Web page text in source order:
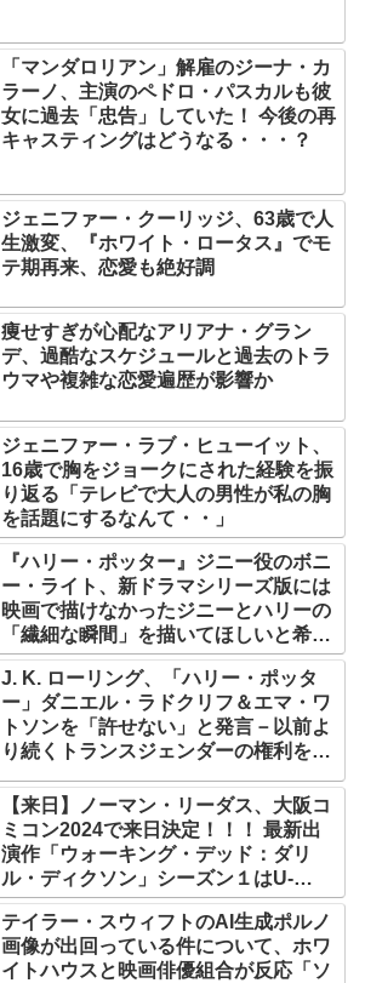
「マンダロリアン」解雇のジーナ・カ
ラーノ、主演のペドロ・パスカルも彼
女に過去「忠告」していた！ 今後の再
キャスティングはどうなる・・・？
ジェニファー・クーリッジ、63歳で人
生激変、『ホワイト・ロータス』でモ
テ期再来、恋愛も絶好調
痩せすぎが心配なアリアナ・グラン
デ、過酷なスケジュールと過去のトラ
ウマや複雑な恋愛遍歴が影響か
ジェニファー・ラブ・ヒューイット、
16歳で胸をジョークにされた経験を振
り返る「テレビで大人の男性が私の胸
を話題にするなんて・・」
『ハリー・ポッター』ジニー役のボニ
ー・ライト、新ドラマシリーズ版には
映画で描けなかったジニーとハリーの
「繊細な瞬間」を描いてほしいと希望
「視聴者として楽しみ」
J. K. ローリング、「ハリー・ポッタ
ー」ダニエル・ラドクリフ＆エマ・ワ
トソンを「許せない」と発言－以前よ
り続くトランスジェンダーの権利をめ
整理】
【来日】ノーマン・リーダス、大阪コ
ミコン2024で来日決定！！！ 最新出
演作「ウォーキング・デッド：ダリ
ル・ディクソン」シーズン１はU-
NEXTで配信中
テイラー・スウィフトのAI生成ポルノ
画像が出回っている件について、ホワ
イトハウスと映画俳優組合が反応「ソ